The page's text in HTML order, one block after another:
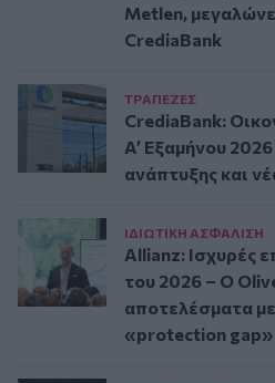
Metlen,
CrediaBank
ΤΡAΠΕΖΕΣ
CrediaBank:
A’ Εξαμήνου
ανάπτυξης και
ΙΔΙΩΤΙΚΗ ΑΣΦAΛΙΣΗ
Allianz: Ισχυρές
του 2026 – Ο
αποτελέσματα
«protection gap»